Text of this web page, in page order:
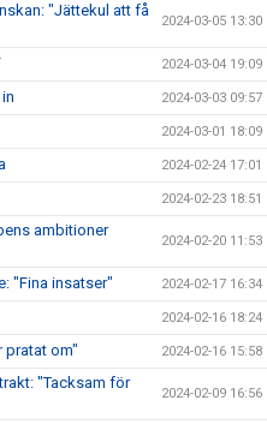
"Jättekul att få
2024-03-05 13:30
2024-03-04 19:09
2024-03-03 09:57
2024-03-01 18:09
2024-02-24 17:01
2024-02-23 18:51
ambitioner
2024-02-20 11:53
"Fina insatser" 2024-02-17 16:34
2024-02-16 18:24
pratat om" 2024-02-16 15:58
"Tacksam för
2024-02-09 16:56